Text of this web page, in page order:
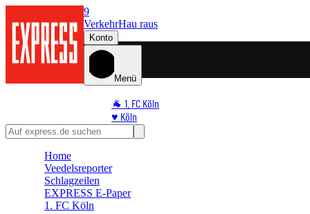
9
VerkehrHau raus
Konto
Menü
🐐 1. FC Köln
♥️ Köln
⭐ Promi
🛒 Shoppingwelt
Home
Veedelsreporter
Schlagzeilen
EXPRESS E-Paper
1. FC Köln